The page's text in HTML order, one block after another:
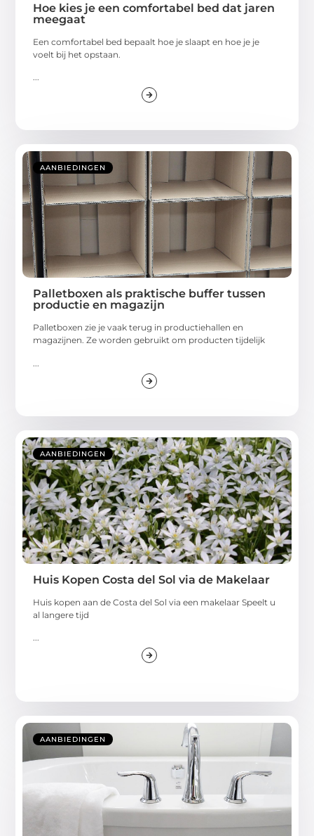
Hoe kies je een comfortabel bed dat jaren
meegaat
Een comfortabel bed bepaalt hoe je slaapt en hoe je je
voelt bij het opstaan.
...
AANBIEDINGEN
Palletboxen als praktische buffer tussen
productie en magazijn
Palletboxen zie je vaak terug in productiehallen en
magazijnen. Ze worden gebruikt om producten tijdelijk
AANBIEDINGEN
Huis Kopen Costa del Sol via de Makelaar
Huis kopen aan de Costa del Sol via een makelaar Speelt u
al langere tijd
AANBIEDINGEN